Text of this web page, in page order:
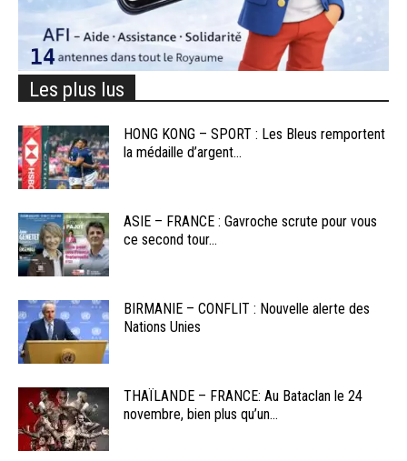
Les plus lus
HONG KONG – SPORT : Les Bleus remportent
la médaille d’argent...
ASIE – FRANCE : Gavroche scrute pour vous
ce second tour...
BIRMANIE – CONFLIT : Nouvelle alerte des
Nations Unies
THAÏLANDE – FRANCE: Au Bataclan le 24
novembre, bien plus qu’un...